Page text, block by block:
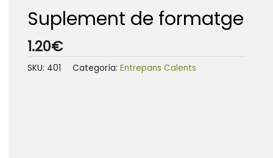
Suplement de formatge
1.20€
SKU: 401 Categoría: Entrepans Calents